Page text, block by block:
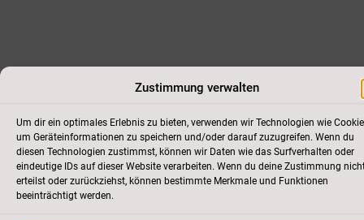
Zustimmung verwalten
Um dir ein optimales Erlebnis zu bieten, verwenden wir Technologien wie
um Geräteinformationen zu speichern und/oder darauf zuzugreifen. Wenn du
diesen Technologien zustimmst, können wir Daten wie das Surfverhalten oder
eindeutige IDs auf dieser Website verarbeiten. Wenn du deine Zustimmung
erteilst oder zurückziehst, können bestimmte Merkmale und Funktionen
beeinträchtigt werden.